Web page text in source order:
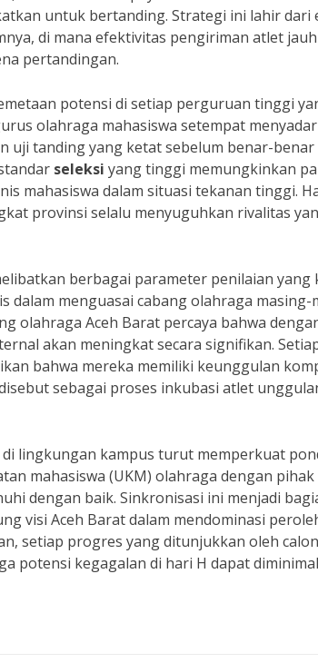
untuk bertanding. Strategi ini lahir dari
di mana efektivitas pengiriman atlet
pertandingan.
potensi di setiap perguruan tinggi
olahraga mahasiswa setempat
uji tanding yang ketat sebelum benar-
seleksi yang tinggi memungkinkan
mahasiswa dalam situasi tekanan tinggi.
provinsi selalu menyuguhkan rivalitas
berbagai parameter penilaian yang
dalam menguasai cabang olahraga
olahraga Aceh Barat percaya bahwa
akan meningkat secara signifikan.
bahwa mereka memiliki keunggulan
sebagai proses inkubasi atlet
lingkungan kampus turut memperkuat
mahasiswa (UKM) olahraga dengan
dengan baik. Sinkronisasi ini menjadi
visi Aceh Barat dalam mendominasi
setiap progres yang ditunjukkan oleh
potensi kegagalan di hari H dapat